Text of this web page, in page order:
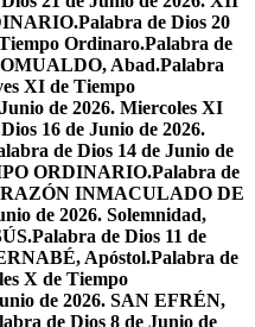
Palabra de Dios 20
Ordinaro.Palabra de
Abad.Palabra
XI de Tiempo
de 2026. Miercoles XI
16 de Junio de 2026.
de Dios 14 de Junio de
ORDINARIO.Palabra de
INMACULADO DE
de 2026. Solemnidad,
Palabra de Dios 11 de
Apóstol.Palabra de
X de Tiempo
de 2026. SAN EFRÉN,
de Dios 8 de Junio de